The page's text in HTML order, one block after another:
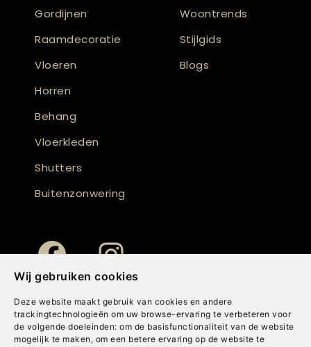
Wij gebruiken cookies
Deze website maakt gebruik van cookies en andere
trackingtechnologieën om uw browse-ervaring te verbeteren voor
de volgende doeleinden: om de basisfunctionaliteit van de website
mogelijk te maken , om een betere ervaring op de website te
Gordijnen
Raamdecoratie
Vloeren
Horren
Behang
Vloerkleden
Shutters
Buitenzonwering
Woontrends
Stijlgids
Blogs